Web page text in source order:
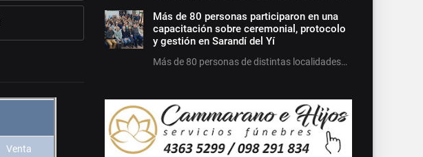
Venta
Más de 80 personas participaron en una
capacitación sobre ceremonial, protocolo
y gestión en Sarandí del Yí
Más de 80 personas de distintas localidades…